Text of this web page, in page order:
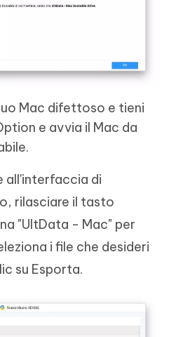
Mac difettoso e tieni
e avvia il Mac da
all'interfaccia di
rilasciare il tasto
"UltData - Mac" per
i file che desideri
su Esporta.